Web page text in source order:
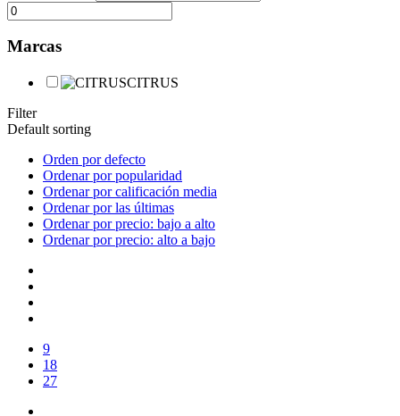
Marcas
CITRUS
Filter
Default sorting
Orden por defecto
Ordenar por popularidad
Ordenar por calificación media
Ordenar por las últimas
Ordenar por precio: bajo a alto
Ordenar por precio: alto a bajo
9
18
27